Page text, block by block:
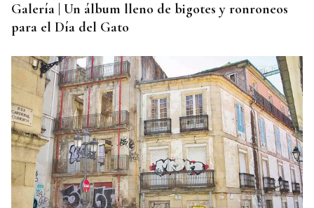
Galería | Un álbum lleno de bigotes y ronroneos
para el Día del Gato